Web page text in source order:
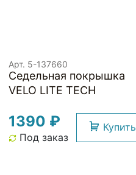
Арт. 5-137660
Седельная покрышка
VELO LITE TECH
1390 ₽
Под заказ
Купить